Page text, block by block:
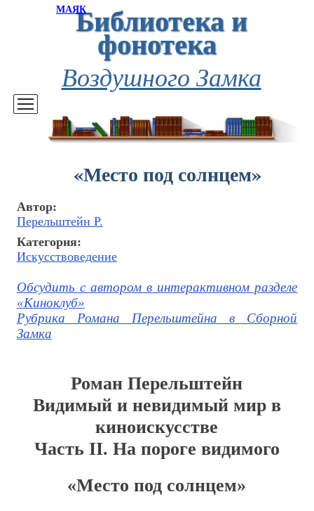
МАЯКБиблиотека и
фонотека
Воздушного Замка
«Место под солнцем»
Автор:
Перельштейн Р.
Категория:
Искусствоведение
Обсудить с автором в интерактивном разделе
«Киноклуб»
Рубрика Романа Перельштейна в Сборной
Замка
Роман Перельштейн
Видимый и невидимый мир в
киноискусстве
Часть II. На пороге видимого
«Место под солнцем»